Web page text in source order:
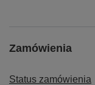
Zamówienia
Status zamówienia